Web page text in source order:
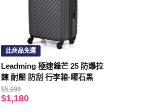
此商品免運
Leadming 極速鋒芒 25 防爆拉
鍊 耐壓 防刮 行李箱-曜石黑
$5,699
$1,180